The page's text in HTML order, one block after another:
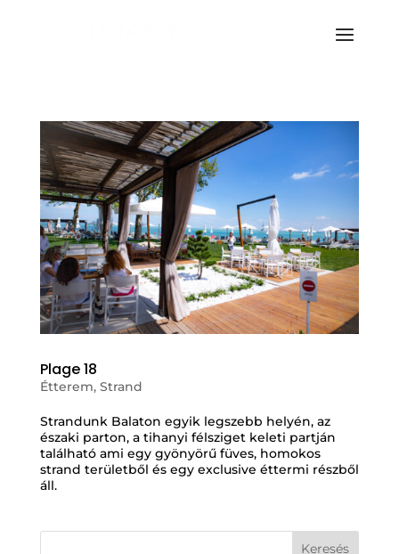
Plage 18
Étterem, Strand
Strandunk Balaton egyik legszebb helyén, az
északi parton, a tihanyi félsziget keleti partján
található ami egy gyönyörű füves, homokos
strand területből és egy exclusive éttermi részből
áll.